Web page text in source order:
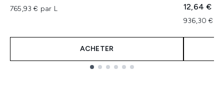
765,93 € par L
ACHETER
12,64 €
936,30 €